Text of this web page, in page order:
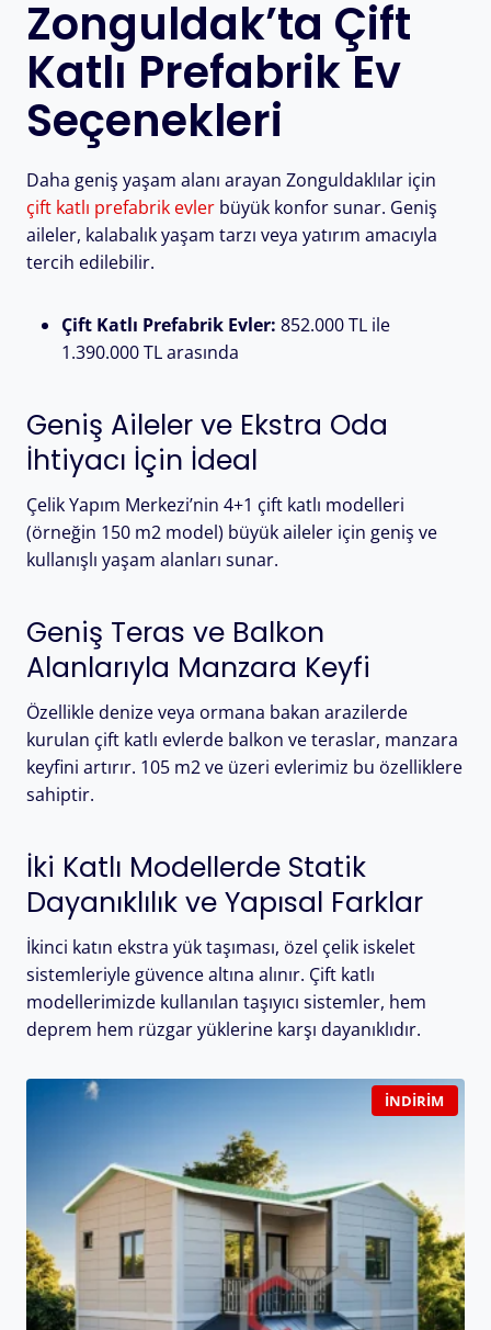
Zonguldak’ta Çift
Katlı Prefabrik Ev
Seçenekleri
Daha geniş yaşam alanı arayan Zonguldaklılar için
çift katlı prefabrik evler büyük konfor sunar. Geniş
aileler, kalabalık yaşam tarzı veya yatırım amacıyla
tercih edilebilir.
Çift Katlı Prefabrik Evler: 852.000 TL ile
1.390.000 TL arasında
Geniş Aileler ve Ekstra Oda
İhtiyacı İçin İdeal
Çelik Yapım Merkezi’nin 4+1 çift katlı modelleri
(örneğin 150 m2 model) büyük aileler için geniş ve
kullanışlı yaşam alanları sunar.
Geniş Teras ve Balkon
Alanlarıyla Manzara Keyfi
Özellikle denize veya ormana bakan arazilerde
kurulan çift katlı evlerde balkon ve teraslar, manzara
keyfini artırır. 105 m2 ve üzeri evlerimiz bu özelliklere
sahiptir.
İki Katlı Modellerde Statik
Dayanıklılık ve Yapısal Farklar
İkinci katın ekstra yük taşıması, özel çelik iskelet
sistemleriyle güvence altına alınır. Çift katlı
modellerimizde kullanılan taşıyıcı sistemler, hem
deprem hem rüzgar yüklerine karşı dayanıklıdır.
İNDIRIM